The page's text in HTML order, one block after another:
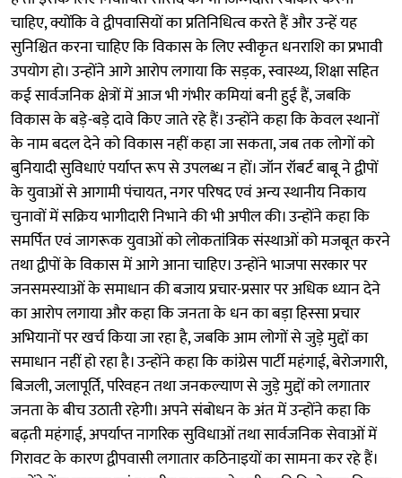
चाहिए, क्योंकि वे द्वीपवासियों का प्रतिनिधित्व करते हैं और उन्हें यह
सुनिश्चित करना चाहिए कि विकास के लिए स्वीकृत धनराशि का प्रभावी
उपयोग हो। उन्होंने आगे आरोप लगाया कि सड़क, स्वास्थ्य, शिक्षा सहित
कई सार्वजनिक क्षेत्रों में आज भी गंभीर कमियां बनी हुई हैं, जबकि
विकास के बड़े-बड़े दावे किए जाते रहे हैं। उन्होंने कहा कि केवल स्थानों
के नाम बदल देने को विकास नहीं कहा जा सकता, जब तक लोगों को
बुनियादी सुविधाएं पर्याप्त रूप से उपलब्ध न हों। जॉन रॉबर्ट बाबू ने द्वीपों
के युवाओं से आगामी पंचायत, नगर परिषद एवं अन्य स्थानीय निकाय
चुनावों में सक्रिय भागीदारी निभाने की भी अपील की। उन्होंने कहा कि
समर्पित एवं जागरूक युवाओं को लोकतांत्रिक संस्थाओं को मजबूत करने
तथा द्वीपों के विकास में आगे आना चाहिए। उन्होंने भाजपा सरकार पर
जनसमस्याओं के समाधान की बजाय प्रचार-प्रसार पर अधिक ध्यान देने
का आरोप लगाया और कहा कि जनता के धन का बड़ा हिस्सा प्रचार
अभियानों पर खर्च किया जा रहा है, जबकि आम लोगों से जुड़े मुद्दों का
समाधान नहीं हो रहा है। उन्होंने कहा कि कांग्रेस पार्टी महंगाई, बेरोजगारी,
बिजली, जलापूर्ति, परिवहन तथा जनकल्याण से जुड़े मुद्दों को लगातार
जनता के बीच उठाती रहेगी। अपने संबोधन के अंत में उन्होंने कहा कि
बढ़ती महंगाई, अपर्याप्त नागरिक सुविधाओं तथा सार्वजनिक सेवाओं में
गिरावट के कारण द्वीपवासी लगातार कठिनाइयों का सामना कर रहे हैं।